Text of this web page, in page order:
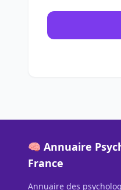
🧠 Annuaire
France
Annuaire des